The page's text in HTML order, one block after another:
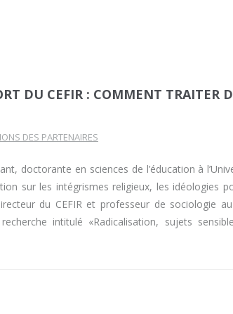
DU CEFIR : COMMENT TRAITER
DES PARTENAIRES
doctorante en sciences de l’éducation à
sur les intégrismes religieux, les idéologies
du CEFIR et professeur de sociologie
intitulé «Radicalisation, sujets